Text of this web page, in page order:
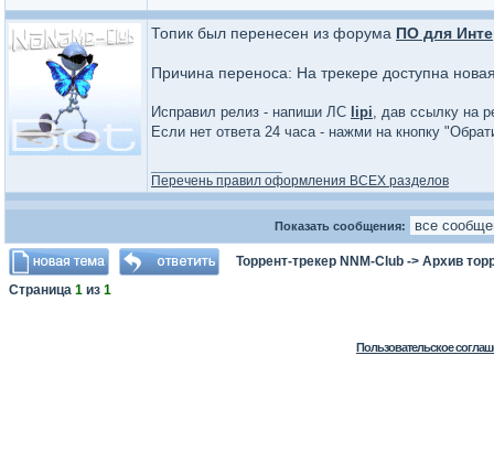
Топик был перенесен из форума ПО для
Причина переноса: На трекере доступна
Исправил релиз - напиши ЛС lipi, дав ссылку на
Если нет ответа 24 часа - нажми на кнопку
Перечень правил оформления ВСЕХ разделов
Показать сообщения:
Торрент-трекер NNM-Club -> Архив
Страница 1 из 1
Пользовательское